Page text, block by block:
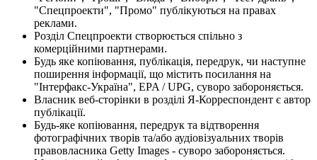
"Спецпроекти", "Промо" публікуються на правах
реклами.
Розділ Спецпроекти створюється спільно з
комерційними партнерами.
Будь яке копіювання, публікація, передрук, чи наступне
поширення інформації, що містить посилання на
"Інтерфакс-Україна", EPA / UPG, суворо забороняється.
Власник веб-сторінки в розділі Я-Корреспондент є автор
публікації.
Будь-яке копіювання, передрук та відтворення
фотографічних творів та/або аудіовізуальних творів
правовласника Getty Images - суворо забороняється.